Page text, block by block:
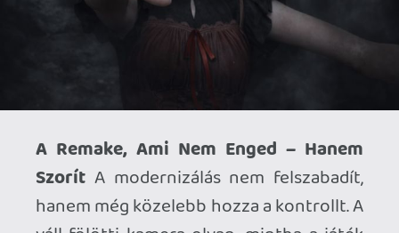
A Kiszolgáltatottság Ritmusa – Amikor
Már Nem Te IrányítaszA véletlenszerű
encounterek úgy csapnak le, mint egy
váratlan parancs. Nincs felkészülés, nincs
szellemek olyanok, mint egy domináns,
aki eldöntötte, hogy most nem enged. Ha
nem találod el a fatal frame pillanatát, a
harc elnyúlik, fojtogatóvá válik, és egyre
inkább érzed: nem te vagy a helyzet ura.
A játék nem ellened dolgozik — fölötted.